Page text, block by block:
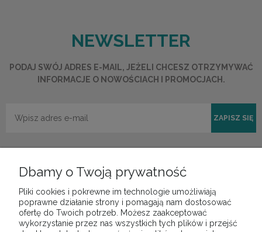
NEWSLETTER
PODAJ SWÓJ ADRES E-MAIL, JEŻELI CHCESZ OTRZYMYWAĆ
INFORMACJE O NOWOŚCIACH I PROMOCJACH.
ZAPISZ SIĘ
POMOC
Dbamy o Twoją prywatność
Pliki cookies i pokrewne im technologie umożliwiają
poprawne działanie strony i pomagają nam dostosować
ofertę do Twoich potrzeb. Możesz zaakceptować
wykorzystanie przez nas wszystkich tych plików i przejść